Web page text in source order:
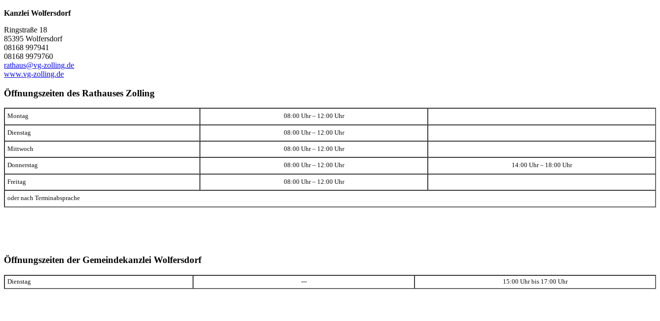
Kanzlei Wolfersdorf
Ringstraße 18
85395 Wolfersdorf
08168 997941
08168 9979760
rathaus@vg-zolling.de
www.vg-zolling.de
Öffnungszeiten des Rathauses Zolling
Montag 08:00 Uhr – 12:00 Uhr
Dienstag 08:00 Uhr – 12:00 Uhr
Mittwoch 08:00 Uhr – 12:00 Uhr
Donnerstag 08:00 Uhr – 12:00 Uhr 14:00 Uhr – 18:00 Uhr
Freitag 08:00 Uhr – 12:00 Uhr
oder nach Terminabsprache
Öffnungszeiten der Gemeindekanzlei Wolfersdorf
Dienstag --- 15:00 Uhr bis 17:00 Uhr